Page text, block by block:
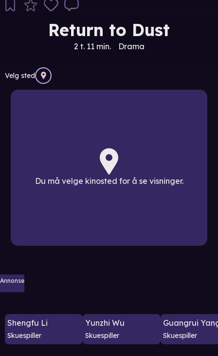
Return to Dust
2 t. 11 min. Drama
Velg sted
Du må velge kinosted for å se visninger.
Annonse
Shengfu Li
Skuespiller
Yunzhi Wu
Skuespiller
Guangrui
Skuespiller